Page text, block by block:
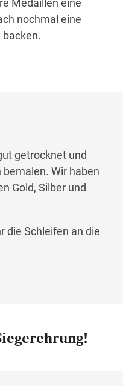
Medaillen eine
nochmal eine
getrocknet und
Wir haben
Gold, Silber und
die Schleifen an die